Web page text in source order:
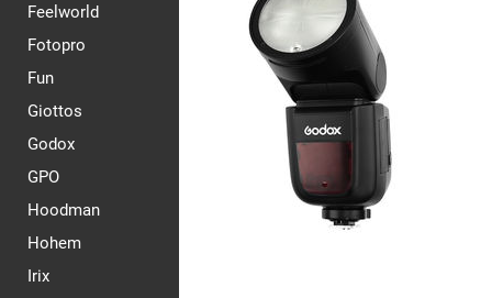
Feelworld
Fotopro
Fun
Giottos
Godox
GPO
Hoodman
Hohem
Irix